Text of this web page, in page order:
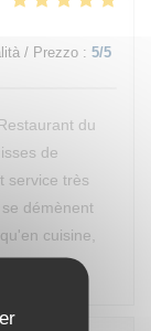
/ Prezzo : 5/5
du
de
service très
démènent
cuisine,